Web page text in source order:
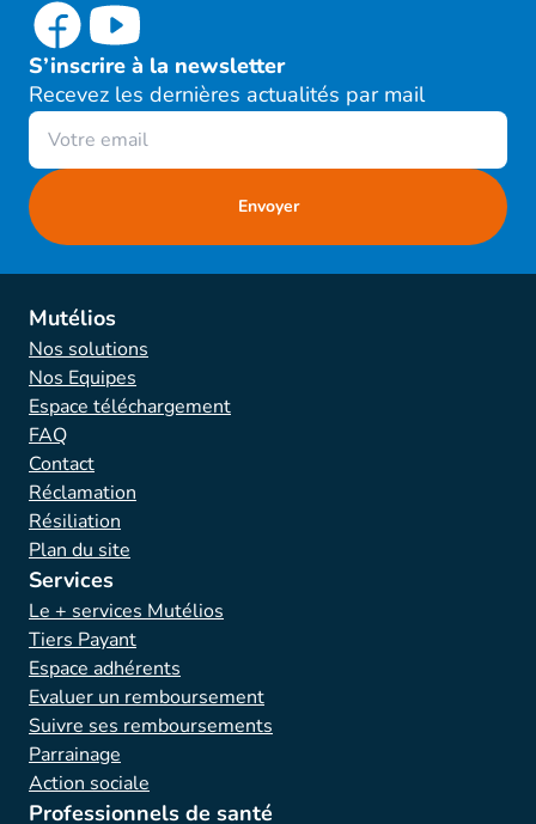
S’inscrire à la newsletter
Recevez les dernières actualités par mail
Mutélios
Nos solutions
Nos Equipes
Espace téléchargement
FAQ
Contact
Réclamation
Résiliation
Plan du site
Services
Le + services Mutélios
Tiers Payant
Espace adhérents
Evaluer un remboursement
Suivre ses remboursements
Parrainage
Action sociale
Professionnels de santé